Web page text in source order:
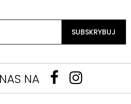
SUBSKRYBUJ
NA